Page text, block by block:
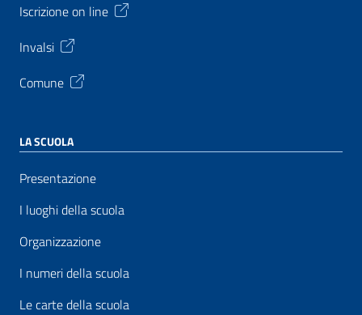
Iscrizione on line
Invalsi
Comune
LA SCUOLA
Presentazione
I luoghi della scuola
Organizzazione
I numeri della scuola
Le carte della scuola